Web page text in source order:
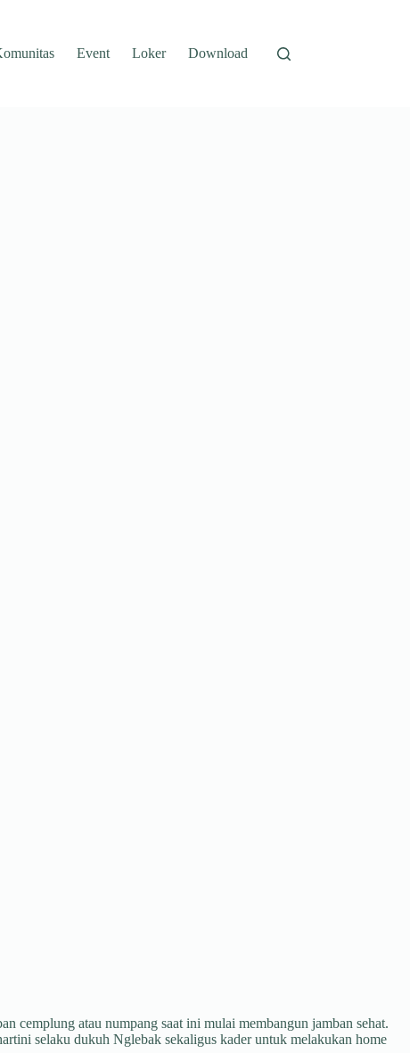
Event Loker Download
cemplung atau numpang saat ini mulai membangun jamban sehat.
selaku dukuh Nglebak sekaligus kader untuk melakukan home